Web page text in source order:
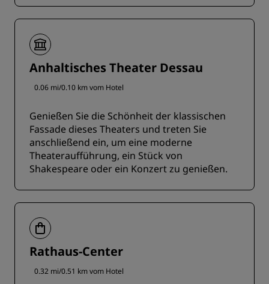
Anhaltisches Theater Dessau
0.06 mi/0.10 km vom Hotel
Genießen Sie die Schönheit der klassischen
Fassade dieses Theaters und treten Sie
anschließend ein, um eine moderne
Theateraufführung, ein Stück von
Shakespeare oder ein Konzert zu genießen.
Rathaus-Center
0.32 mi/0.51 km vom Hotel